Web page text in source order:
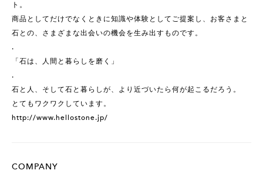
ト。
商品としてだけでなくときに知識や体験としてご提案し、お客さまと
石との、さまざまな出会いの機会を生み出すものです。
.
「石は、人間と暮らしを磨く」
.
石と人、そして石と暮らしが、より近づいたら何が起こるだろう。
とてもワクワクしています。
http://www.hellostone.jp/
COMPANY